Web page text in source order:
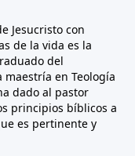
Jesucristo con
de la vida es la
del
maestría en Teología
dado al pastor
principios bíblicos a
es pertinente y